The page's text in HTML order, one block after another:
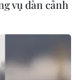
thể xảy ra với
một kịch bản
vụ dàn cảnh